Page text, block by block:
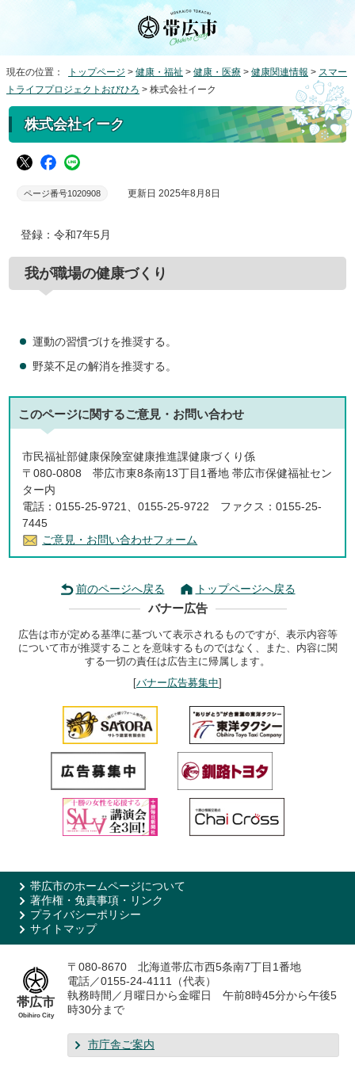
現在の位置： トップページ > 健康・福祉 > 健康・医療 > 健康関連情報 > スマー
トライフプロジェクトおびひろ > 株式会社イーク
株式会社イーク
ページ番号1020908 更新日 2025年8月8日
登録：令和7年5月
我が職場の健康づくり
運動の習慣づけを推奨する。
野菜不足の解消を推奨する。
このページに関するご意見・お問い合わせ
市民福祉部健康保険室健康推進課健康づくり係
〒080-0808 帯広市東8条南13丁目1番地 帯広市保健福祉セン
ター内
電話：0155-25-9721、0155-25-9722 ファクス：0155-25-
7445
ご意見・お問い合わせフォーム
前のページへ戻る トップページへ戻る
バナー広告
広告は市が定める基準に基づいて表示されるものですが、表示内容等
について市が推奨することを意味するものではなく、また、内容に関
する一切の責任は広告主に帰属します。
[バナー広告募集中]
帯広市のホームページについて
著作権・免責事項・リンク
プライバシーポリシー
サイトマップ
帯広市
Obihiro City
〒080-8670 北海道帯広市西5条南7丁目1番地
電話／0155-24-4111（代表）
執務時間／月曜日から金曜日 午前8時45分から午後5
時30分まで
市庁舎ご案内